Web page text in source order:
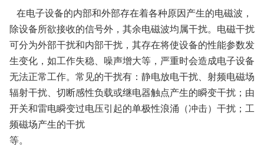
在电子设备的内部和外部存在着各种原因产生的电磁波，
除设备所欲接收的信号外，其余电磁波均属干扰。电磁干扰
可分为外部干扰和内部干扰，其存在将使设备的性能参数发
生变化，如工作失稳、噪声增大等，严重时会造成电子设备
无法正常工作。常见的干扰有：静电放电干扰、射频电磁场
辐射干扰、切断感性负载或继电器触点产生的瞬变干扰；由
开关和雷电瞬变过电压引起的单极性浪涌（冲击）干扰；工
频磁场产生的干扰
等。